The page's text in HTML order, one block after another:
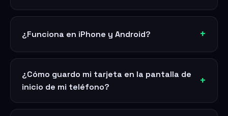
¿Funciona en iPhone y Android?
¿Cómo guardo mi tarjeta en la pantalla de
inicio de mi teléfono?